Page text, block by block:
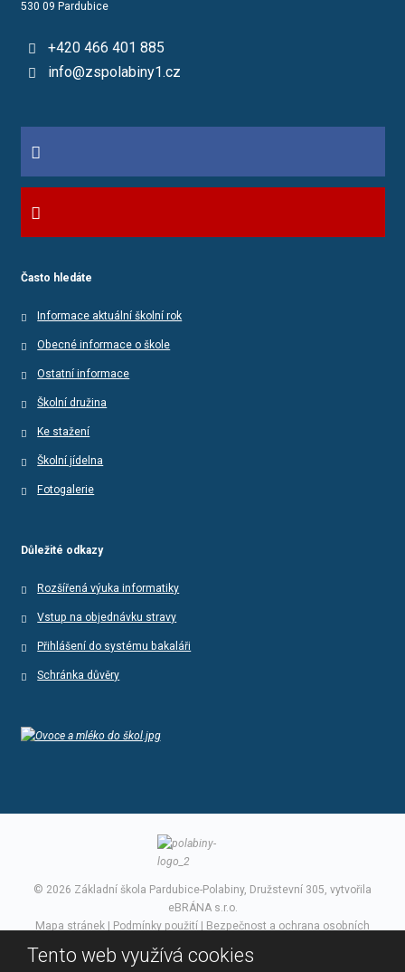
530 09 Pardubice
+420 466 401 885
info@zspolabiny1.cz
Často hledáte
Informace aktuální školní rok
Obecné informace o škole
Ostatní informace
Školní družina
Ke stažení
Školní jídelna
Fotogalerie
Důležité odkazy
Rozšířená výuka informatiky
Vstup na objednávku stravy
Přihlášení do systému bakaláři
Schránka důvěry
© 2026 Základní škola Pardubice-Polabiny, Družstevní 305, vytvořila
eBRÁNA s.r.o.
Mapa stránek | Podmínky použití | Bezpečnost a ochrana osobních
Tento web využívá cookies